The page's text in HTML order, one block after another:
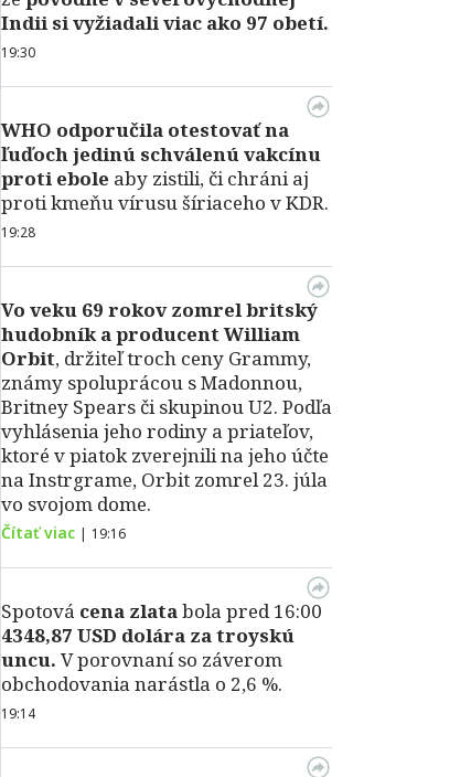
Indii si vyžiadali viac ako 97 obetí.
19:30
WHO odporučila otestovať na
ľuďoch jedinú schválenú vakcínu
proti ebole aby zistili, či chráni aj
proti kmeňu vírusu šíriaceho v KDR.
19:28
Vo veku 69 rokov zomrel britský
hudobník a producent William
Orbit, držiteľ troch ceny Grammy,
známy spoluprácou s Madonnou,
Britney Spears či skupinou U2. Podľa
vyhlásenia jeho rodiny a priateľov,
ktoré v piatok zverejnili na jeho účte
na Instrgrame, Orbit zomrel 23. júla
vo svojom dome.
Čítať viac | 19:16
Spotová cena zlatabola pred 16:00
4348,87 USD dolára za troyskú
uncu. V porovnaní so záverom
obchodovania narástla o 2,6 %.
19:14